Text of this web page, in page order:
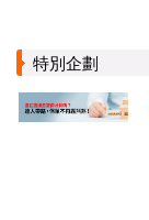
特別企劃